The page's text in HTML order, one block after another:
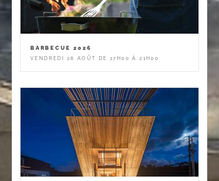
BARBECUE 2026
VENDREDI 28 AOÛT DE 17H00 À 21H00